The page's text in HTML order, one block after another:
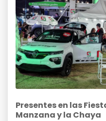
Presentes en las
Manzana y la Chaya